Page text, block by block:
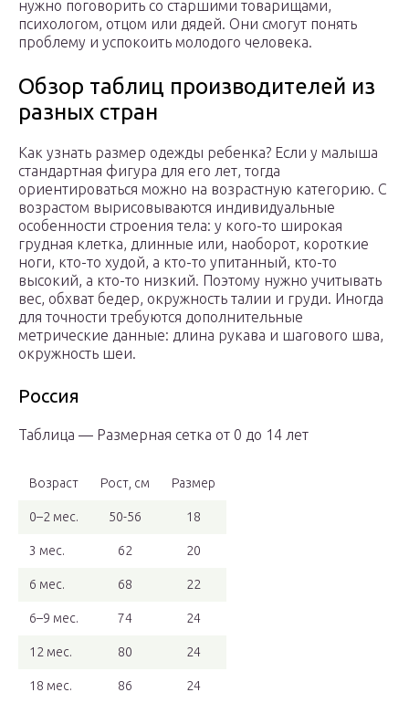
нужно поговорить со старшими товарищами,
психологом, отцом или дядей. Они смогут понять
проблему и успокоить молодого человека.
Обзор таблиц производителей из
разных стран
Как узнать размер одежды ребенка? Если у малыша
стандартная фигура для его лет, тогда
ориентироваться можно на возрастную категорию. С
возрастом вырисовываются индивидуальные
особенности строения тела: у кого-то широкая
грудная клетка, длинные или, наоборот, короткие
ноги, кто-то худой, а кто-то упитанный, кто-то
высокий, а кто-то низкий. Поэтому нужно учитывать
вес, обхват бедер, окружность талии и груди. Иногда
для точности требуются дополнительные
метрические данные: длина рукава и шагового шва,
окружность шеи.
Россия
Таблица — Размерная сетка от 0 до 14 лет
Возраст Рост, см Размер
0–2 мес. 50-56 18
3 мес. 62 20
6 мес. 68 22
6–9 мес. 74 24
12 мес. 80 24
18 мес. 86 24